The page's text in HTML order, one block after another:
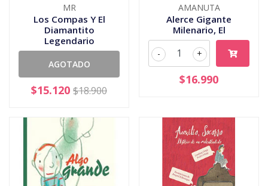
MR
Los Compas Y El
Diamantito
Legendario
AGOTADO
$15.120 $18.900
AMANUTA
Alerce Gigante
Milenario, El
+
-
$16.990